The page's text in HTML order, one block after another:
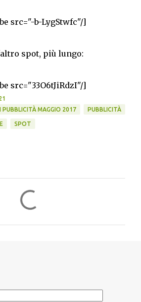
src="-b-LygStwfc"/]
spot, più lungo:
src="33O6tJiRdzI"/]
PUBBLICITÀ MAGGIO 2017 PUBBLICITÀ
SPOT